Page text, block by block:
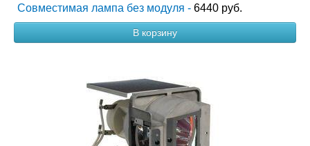
Совместимая лампа без модуля - 6440 руб.
В корзину